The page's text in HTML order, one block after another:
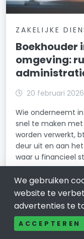
ZAKELIJKE
Boekhouder
omgeving:
20 februari 2026
Wie onderneemt
snel te maken
worden verwerkt,
deur uit en aan
waar u financieel
LEES VERDER
We gebruiken
website te
advertenties te
ACCEPTEREN